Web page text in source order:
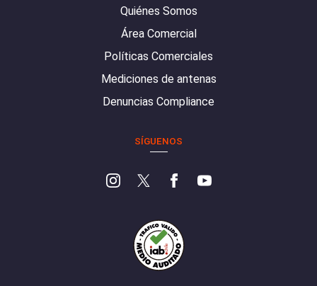
Quiénes Somos
Área Comercial
Políticas Comerciales
Mediciones de antenas
Denuncias Compliance
SÍGUENOS